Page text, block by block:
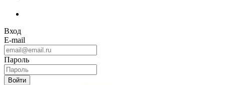
Вход
E-mail
Пароль